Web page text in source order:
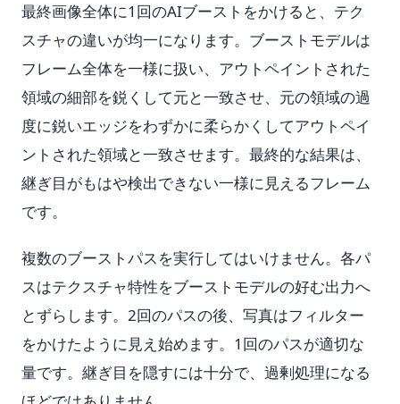
最終画像全体に1回のAIブーストをかけると、テク
スチャの違いが均一になります。ブーストモデルは
フレーム全体を一様に扱い、アウトペイントされた
領域の細部を鋭くして元と一致させ、元の領域の過
度に鋭いエッジをわずかに柔らかくしてアウトペイ
ントされた領域と一致させます。最終的な結果は、
継ぎ目がもはや検出できない一様に見えるフレーム
です。
複数のブーストパスを実行してはいけません。各パ
スはテクスチャ特性をブーストモデルの好む出力へ
とずらします。2回のパスの後、写真はフィルター
をかけたように見え始めます。1回のパスが適切な
量です。継ぎ目を隠すには十分で、過剰処理になる